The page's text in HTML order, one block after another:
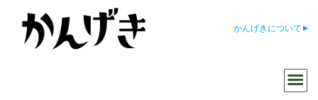
かんげきについて